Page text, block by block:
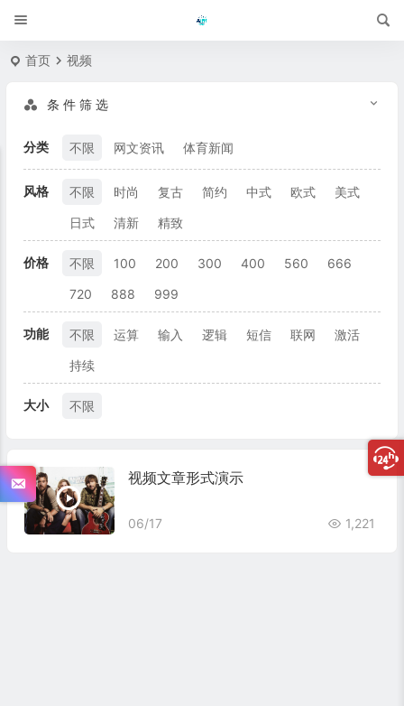
首页 视频
条 件 筛 选
分类 不限 网文资讯 体育新闻
风格 不限 时尚 复古 简约 中式 欧式
美式
日式
清新 精致
价格 不限 100 200 300 400 560
666
720
888 999
功能 不限 运算 输入 逻辑 短信 联网
激活
持续
大小 不限
视频文章形式演示
06/17 1,221